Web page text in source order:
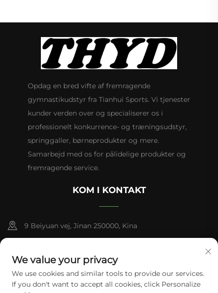
Opdag en bred vifte af fremragende
gymnastikudstyr fra Tianhui Sports. Vi tjenester
kunder verden over og specialiserer os i
professionelt konkurrence- og træningsudstyr,
springgaller, børneprodukter og mere.
Samarbejd med os for pålidelige produkter og
fremragende service.
KOM I KONTAKT
9 Beiyuan vej, Jinan 250000, Kina
[email protected]
We value your privacy
We use cookies and similar tools to provide our services.
If you don't want to accept all cookies, click Personalize